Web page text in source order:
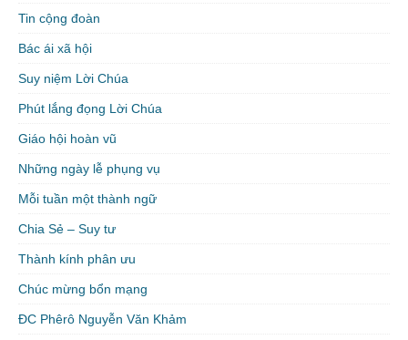
Tin cộng đoàn
Bác ái xã hội
Suy niệm Lời Chúa
Phút lắng đọng Lời Chúa
Giáo hội hoàn vũ
Những ngày lễ phụng vụ
Mỗi tuần một thành ngữ
Chia Sẻ – Suy tư
Thành kính phân ưu
Chúc mừng bổn mạng
ĐC Phêrô Nguyễn Văn Khảm